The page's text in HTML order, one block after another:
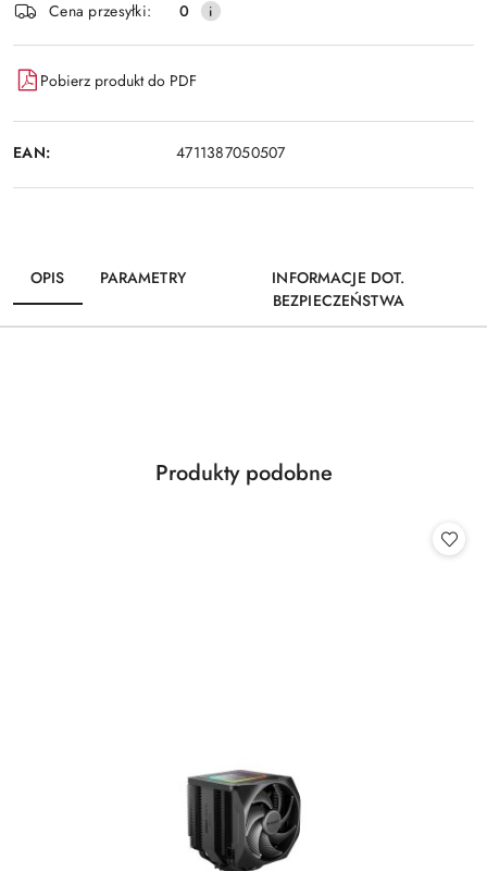
Wyślij
dostawa
Cena przesyłki: 0
Pobierz produkt do PDF
EAN: 4711387050507
OPIS PARAMETRY
INFORMACJE DOT.
BEZPIECZEŃSTWA
Pomiń karuzelę produktów
Produkty
Produkty podobne